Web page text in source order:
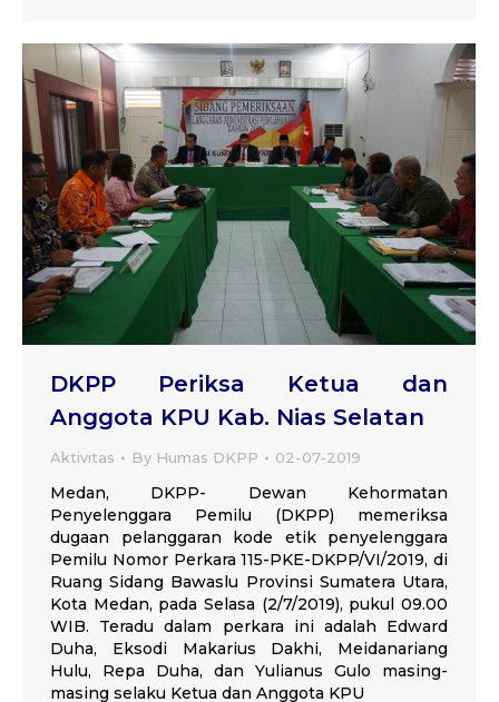
DKPP Periksa Ketua dan
Anggota KPU Kab. Nias Selatan
Aktivitas By Humas DKPP 02-07-2019
Medan, DKPP- Dewan Kehormatan
Penyelenggara Pemilu (DKPP) memeriksa
dugaan pelanggaran kode etik penyelenggara
Pemilu Nomor Perkara 115-PKE-DKPP/VI/2019, di
Ruang Sidang Bawaslu Provinsi Sumatera Utara,
Kota Medan, pada Selasa (2/7/2019), pukul 09.00
WIB. Teradu dalam perkara ini adalah Edward
Duha, Eksodi Makarius Dakhi, Meidanariang
Hulu, Repa Duha, dan Yulianus Gulo masing-
masing selaku Ketua dan Anggota KPU